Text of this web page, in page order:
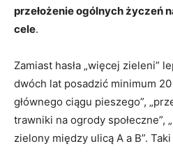
przełożenie ogólnych życzeń
cele.
Zamiast hasła „więcej zieleni”
dwóch lat posadzić minimum
głównego ciągu pieszego”,
trawniki na ogrody społeczne”,
zielony między ulicą A a B”.